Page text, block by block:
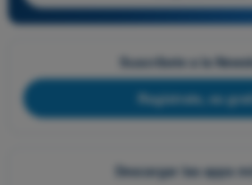
Suscríbete a la
Regístrate, es
Descargar las apps